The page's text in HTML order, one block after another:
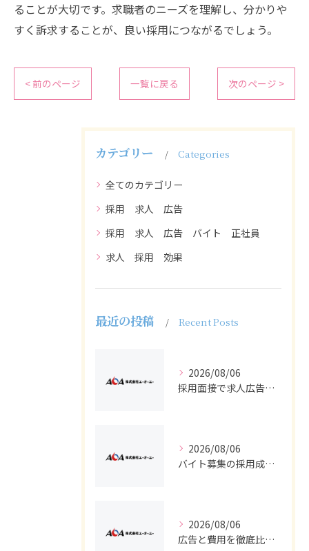
ることが大切です。求職者のニーズを理解し、分かりや
すく訴求することが、良い採用につながるでしょう。
< 前のページ 一覧に戻る 次のページ >
カテゴリー Categories
全てのカテゴリー
採用 求人 広告
採用 求人 広告 バイト 正社員
求人 採用 効果
最近の投稿 Recent Posts
2026/08/06
採用面接で求人広告からバイト・正社員適材を見抜く質問設計と受け答え対策
2026/08/06
バイト募集の採用成功へ求人広告で知っておきたい正社員との違いと選び方
2026/08/06
広告と費用を徹底比較し求人や採用でバイトと正社員の効果的集客を実現する方法